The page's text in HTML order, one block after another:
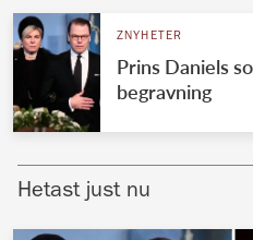
VÄRLDENS
Brittiska
ZNYHETER
Prins Daniels
begravning
Hetast just nu